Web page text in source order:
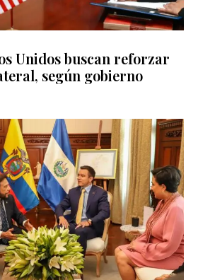
Unidos buscan reforzar
según gobierno